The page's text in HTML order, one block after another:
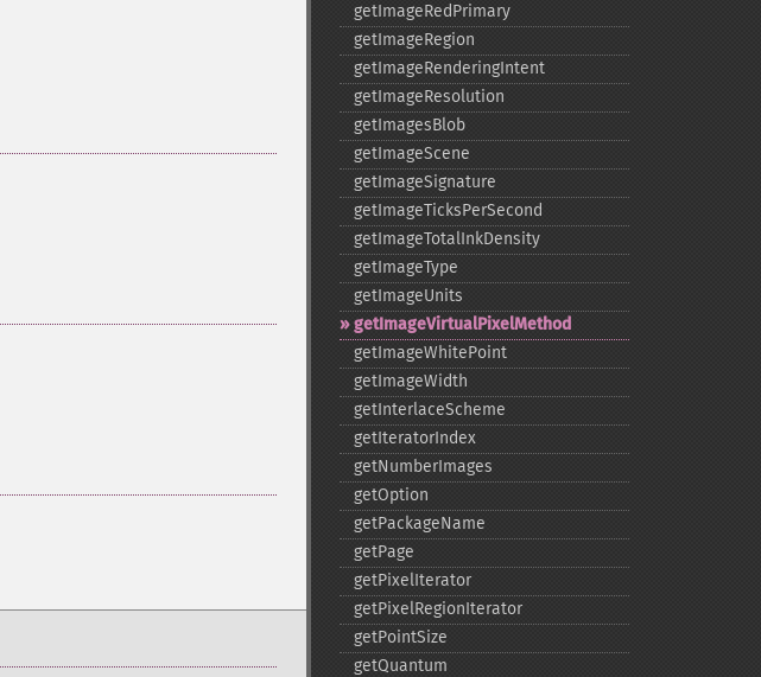
getImageRedPrimary
getImageRegion
getImageRenderingIntent
getImageResolution
getImagesBlob
getImageScene
getImageSignature
getImageTicksPerSecond
getImageTotalInkDensity
getImageType
getImageUnits
getImageVirtualPixelMethod
getImageWhitePoint
getImageWidth
getInterlaceScheme
getIteratorIndex
getNumberImages
getOption
getPackageName
getPage
getPixelIterator
getPixelRegionIterator
getPointSize
getQuantum